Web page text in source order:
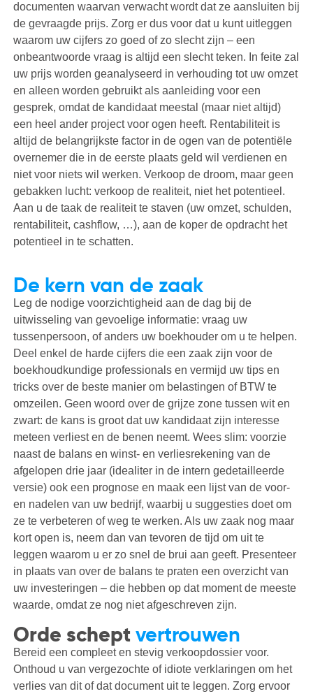
documenten waarvan verwacht wordt dat ze aansluiten bij
de gevraagde prijs. Zorg er dus voor dat u kunt uitleggen
waarom uw cijfers zo goed of zo slecht zijn – een
onbeantwoorde vraag is altijd een slecht teken. In feite zal
uw prijs worden geanalyseerd in verhouding tot uw omzet
en alleen worden gebruikt als aanleiding voor een
gesprek, omdat de kandidaat meestal (maar niet altijd)
een heel ander project voor ogen heeft. Rentabiliteit is
altijd de belangrijkste factor in de ogen van de potentiële
overnemer die in de eerste plaats geld wil verdienen en
niet voor niets wil werken. Verkoop de droom, maar geen
gebakken lucht: verkoop de realiteit, niet het potentieel.
Aan u de taak de realiteit te staven (uw omzet, schulden,
rentabiliteit, cashflow, …), aan de koper de opdracht het
potentieel in te schatten.
De kern van de zaak
Leg de nodige voorzichtigheid aan de dag bij de
uitwisseling van gevoelige informatie: vraag uw
tussenpersoon, of anders uw boekhouder om u te helpen.
Deel enkel de harde cijfers die een zaak zijn voor de
boekhoudkundige professionals en vermijd uw tips en
tricks over de beste manier om belastingen of BTW te
omzeilen. Geen woord over de grijze zone tussen wit en
zwart: de kans is groot dat uw kandidaat zijn interesse
meteen verliest en de benen neemt. Wees slim: voorzie
naast de balans en winst- en verliesrekening van de
afgelopen drie jaar (idealiter in de intern gedetailleerde
versie) ook een prognose en maak een lijst van de voor-
en nadelen van uw bedrijf, waarbij u suggesties doet om
ze te verbeteren of weg te werken. Als uw zaak nog maar
kort open is, neem dan van tevoren de tijd om uit te
leggen waarom u er zo snel de brui aan geeft. Presenteer
in plaats van over de balans te praten een overzicht van
uw investeringen – die hebben op dat moment de meeste
waarde, omdat ze nog niet afgeschreven zijn.
Orde schept vertrouwen
Bereid een compleet en stevig verkoopdossier voor.
Onthoud u van vergezochte of idiote verklaringen om het
verlies van dit of dat document uit te leggen. Zorg ervoor